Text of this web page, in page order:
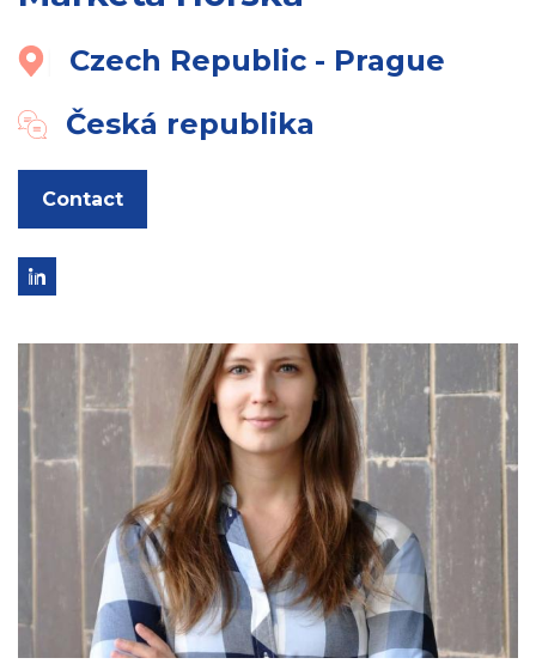
Czech Republic - Prague
Česká republika
Contact
Link
linkedin